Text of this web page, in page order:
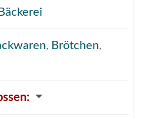
Bäckerei
, Brötchen,
: